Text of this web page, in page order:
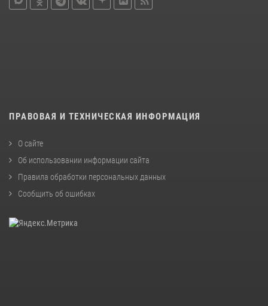
ПРАВОВАЯ И ТЕХНИЧЕСКАЯ ИНФОРМАЦИЯ
О сайте
Об использовании информации сайта
Правила обработки персональных данных
Сообщить об ошибках